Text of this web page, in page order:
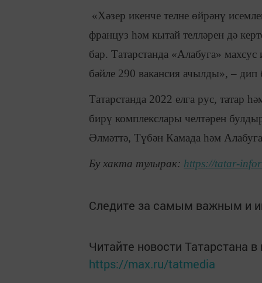
«Хәзер икенче телне өйрәнү
француз һәм кытай телләрен дә
бар. Татарстанда «Алабуга»
бәйле 290 вакансия ачылды», – дип
Татарстанда 2022 елга рус, татар
бирү комплекслары челтәрен
Әлмәттә, Түбән Камада һәм
Бу хакта тулырак: https://tatar-
Следите за самым важным и
Читайте новости Татарстана
https://max.ru/tatmedia